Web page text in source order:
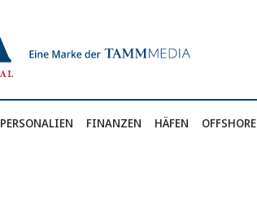
PERSONALIEN FINANZEN HÄFEN OFFSHORE